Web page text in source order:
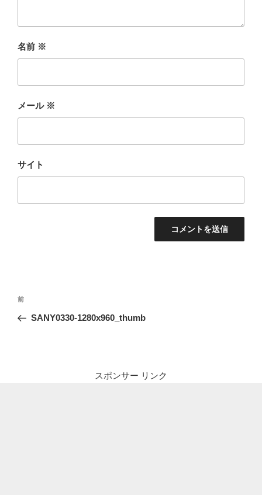
名前 ※
メール ※
サイト
投
ナ
前
の
前
SANY0330-1280x960_thumb
スポンサー リンク